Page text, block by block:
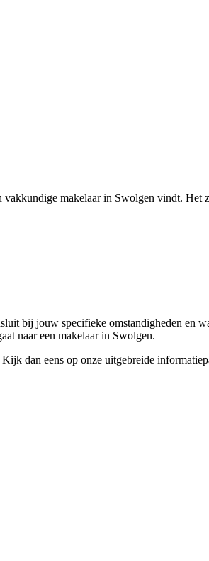
makelaar in Swolgen vindt.
bij jouw specifieke omstandigheden en
naar een makelaar in Swolgen.
dan eens op onze uitgebreide